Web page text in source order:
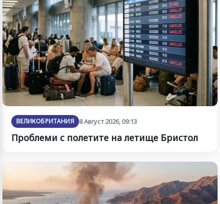
ВЕЛИКОБРИТАНИЯ 8 Август 2026, 09:13
Проблеми с полетите на летище Бристол